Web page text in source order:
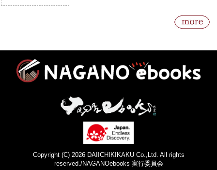
Copyright (C) 2026 DAIICHIKIKAKU Co.,Ltd. All rights
reserved./NAGANOebooks 実行委員会